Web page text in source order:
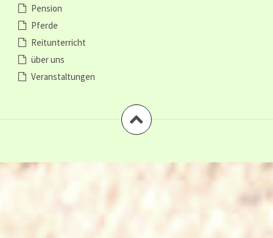
Pension
Pferde
Reitunterricht
über uns
Veranstaltungen